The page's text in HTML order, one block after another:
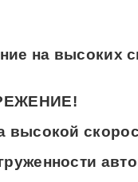
на высоких
высокой